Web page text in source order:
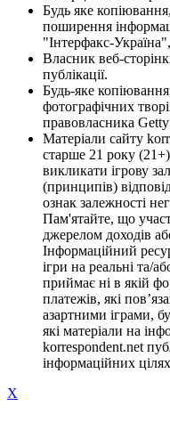
Будь яке
поширення
"Інтерфакс-
Власник веб-
публікації.
Будь-яке
фотографічних
правовласника
Матеріали сайту
старше 21 року
викликати ігрову
(принципів)
ознак залежності
Пам'ятайте, що
джерелом доходів
Інформаційний
ігри на реальні та/
приймає ні в якій
платежів, які
азартними іграми,
які матеріали на
korrespondent.net
інформаційних
X